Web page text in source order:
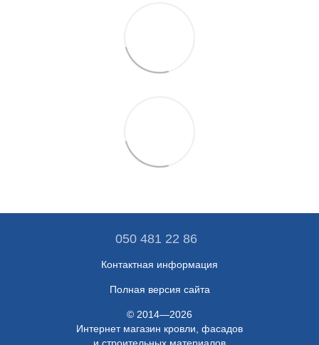
050 481 22 86
Контактная информация
Полная версия сайта
© 2014—2026
Интернет магазин кровли, фасадов
и строительных материалов